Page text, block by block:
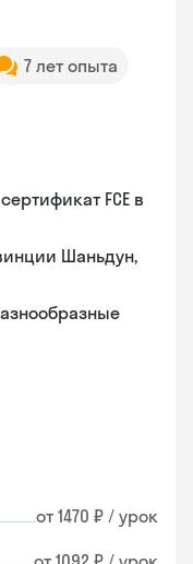
7 лет опыта
FCE в
Шаньдун,
от 1470 ₽ / урок